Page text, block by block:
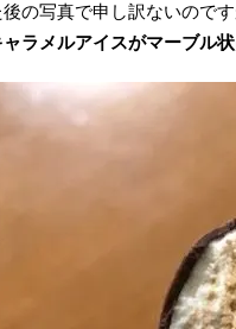
の写真で申し訳ないので
ャラメルアイスがマーブル状